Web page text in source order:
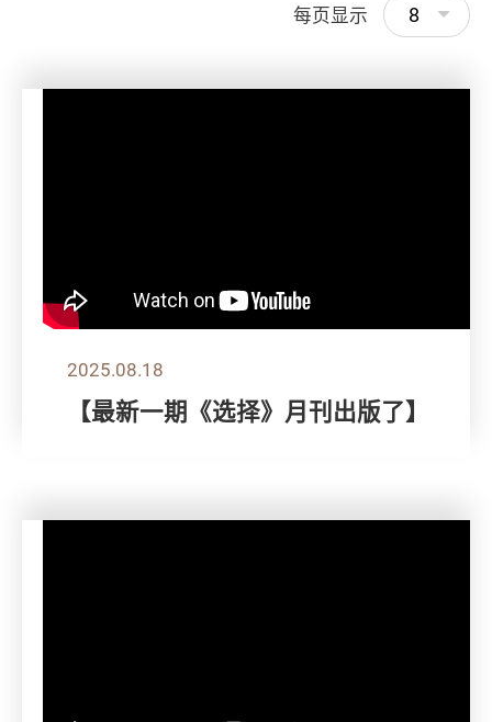
每页显示 8
2025.08.18
【最新一期《选择》月刊出版了】